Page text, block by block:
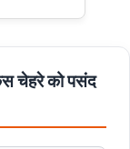
चेहरे को पसंद